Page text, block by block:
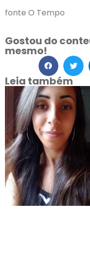
fonte O Tempo
Gostou do
mesmo!
Leia também